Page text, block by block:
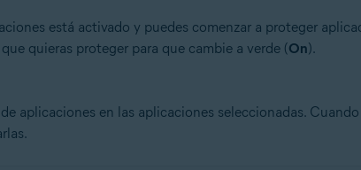
está activado y puedes comenzar a proteger
quieras proteger para que cambie a verde (On).
aplicaciones en las aplicaciones seleccionadas.